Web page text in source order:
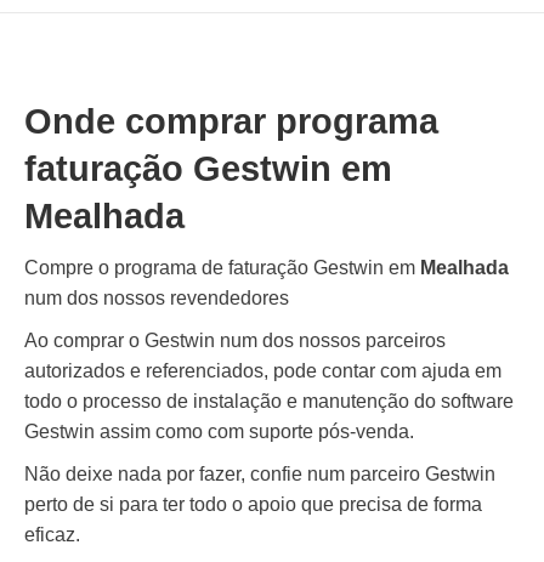
Onde comprar programa
faturação Gestwin em
Mealhada
Compre o programa de faturação Gestwin em Mealhada
num dos nossos revendedores
Ao comprar o Gestwin num dos nossos parceiros
autorizados e referenciados, pode contar com ajuda em
todo o processo de instalação e manutenção do software
Gestwin assim como com suporte pós-venda.
Não deixe nada por fazer, confie num parceiro Gestwin
perto de si para ter todo o apoio que precisa de forma
eficaz.